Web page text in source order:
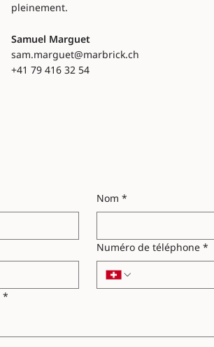
pleinement.
Samuel Marguet
sam.marguet@marbrick.ch
+41 79 416 32 54
Nom *
Numéro de téléphone *
*